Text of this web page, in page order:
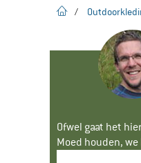
Startpagina
/
Ofwel gaat het
Moed houden,